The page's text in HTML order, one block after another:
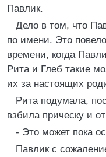
Павлик.
Дело в том, что
по имени. Это
времени, когда
Рита и Глеб такие
их за настоящих
Рита подумала,
взбила прическу и
- Это может пока
Павлик с